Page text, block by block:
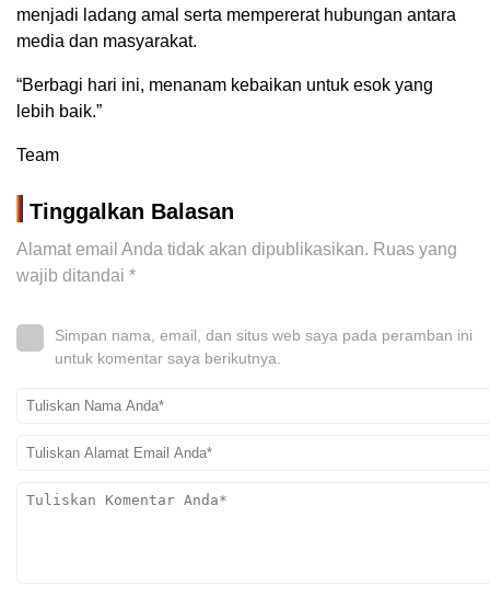
menjadi ladang amal serta mempererat hubungan antara
media dan masyarakat.
“Berbagi hari ini, menanam kebaikan untuk esok yang
lebih baik.”
Team
Tinggalkan Balasan
Alamat email Anda tidak akan dipublikasikan. Ruas yang
wajib ditandai *
Simpan nama, email, dan situs web saya pada peramban ini
untuk komentar saya berikutnya.